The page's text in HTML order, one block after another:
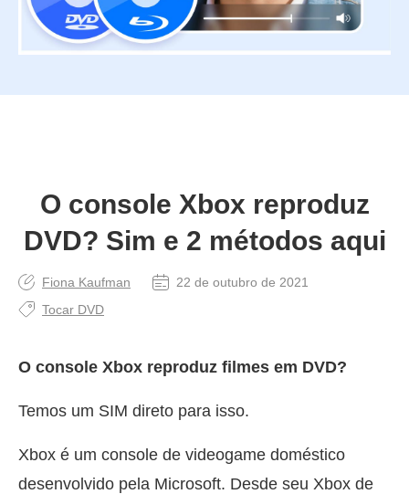
O console Xbox reproduz
DVD? Sim e 2 métodos aqui
Fiona Kaufman
22 de outubro de 2021
Tocar DVD
O console Xbox reproduz filmes em DVD?
Temos um SIM direto para isso.
Xbox é um console de videogame doméstico
desenvolvido pela Microsoft. Desde seu Xbox de